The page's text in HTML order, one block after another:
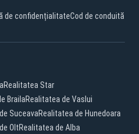
de confidențialitateCod de conduită
Realitatea Star
BrailaRealitatea de Vaslui
SuceavaRealitatea de Hunedoara
OltRealitatea de Alba